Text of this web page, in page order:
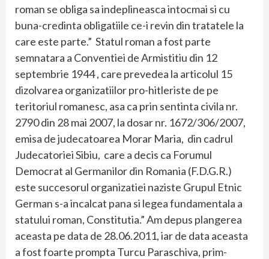
roman se obliga sa indeplineasca intocmai si cu
buna-credinta obligatiile ce-i revin din tratatele la
care este parte.” Statul roman a fost parte
semnatara a Conventiei de Armistitiu din 12
septembrie 1944 , care prevedea la articolul 15
dizolvarea organizatiilor pro-hitleriste de pe
teritoriul romanesc, asa ca prin sentinta civila nr.
2790 din 28 mai 2007, la dosar nr. 1672/306/2007,
emisa de judecatoarea Morar Maria, din cadrul
Judecatoriei Sibiu, care a decis ca Forumul
Democrat al Germanilor din Romania (F.D.G.R.)
este succesorul organizatiei naziste Grupul Etnic
German s-a incalcat pana si legea fundamentala a
statului roman, Constitutia.” Am depus plangerea
aceasta pe data de 28.06.2011, iar de data aceasta
a fost foarte prompta Turcu Paraschiva, prim-